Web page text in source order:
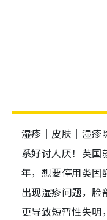
湿疹｜皮肤｜湿疹
系好讨人厌！英
年，想要停用类固
出现湿疹问题，脸
更导致短暂性失明